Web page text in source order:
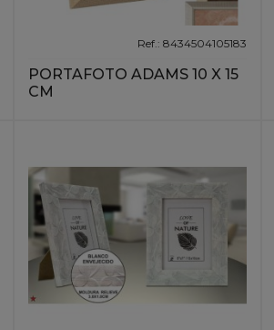
Ref.: 8434504105183
PORTAFOTO ADAMS 10 X 15
CM